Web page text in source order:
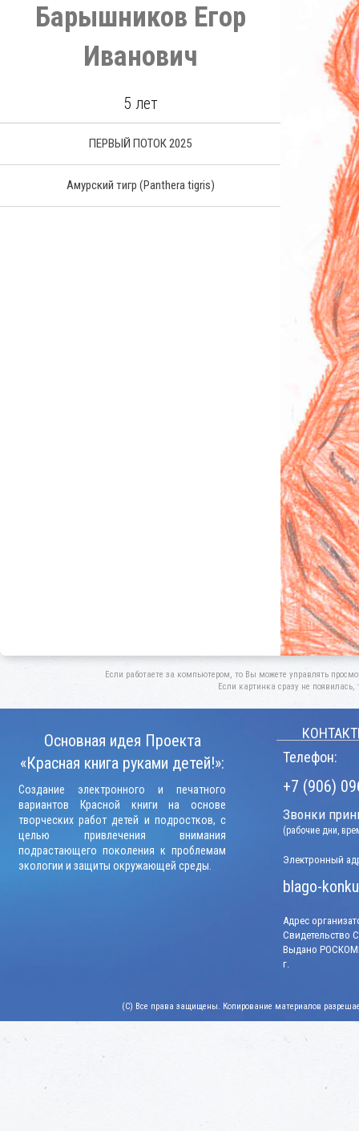
Барышников Егор
Иванович
5 лет
ПЕРВЫЙ ПОТОК 2025
Амурский тигр (Panthera tigris)
Если работаете за компьютером, то Вы можете управлять
Если картинка сразу не появилась,
Основная идея Проекта
«Красная книга руками детей!»:
Создание электронного и печатного
вариантов Красной книги на основе
творческих работ детей и подростков, с
целью привлечения внимания
подрастающего поколения к проблемам
экологии и защиты окружающей среды.
Телефон:
+7 (906)
Звонки
(рабочие дни,
Электронный
blago-
Адрес
Свидетельство
Выдано
г.
(C) Все права защищены. Копирование материалов